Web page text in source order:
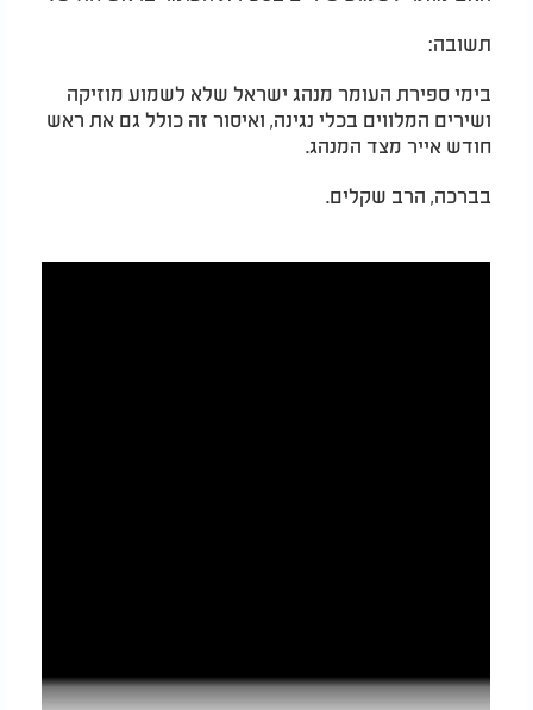
תשובה:
בימי ספירת העומר מנהג ישראל שלא לשמוע מוזיקה
ושירים המלווים בכלי נגינה, ואיסור זה כולל גם את ראש
חודש אייר מצד המנהג.
בברכה, הרב שקלים.